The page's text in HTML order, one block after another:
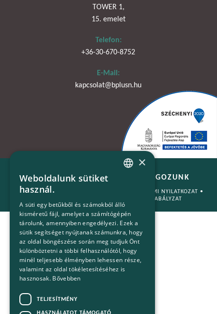
TOWER 1,
15. emelet
Telefon:
+36-30-670-8752
E-Mail:
kapcsolat@bplusn.hu
B+N - ÉLHETŐBB VILÁGÉRT DOLGOZUNK
© 2026 MINDEN JOG FENNTARTVA. • ADATVÉDELMI NYILATKOZAT •
COOKIE SZABÁLYZAT
×
Weboldalunk sütiket
használ.
A süti egy betűkből és számokból álló
kisméretű fájl, amelyet a számítógépén
tárolunk, amennyiben engedélyezi. Ezek a
sütik segítséget nyújtanak számunkra, hogy
az oldal böngészése során meg tudjuk Önt
különböztetni a többi felhasználótól, hogy
minél teljesebb élményben lehessen része,
valamint az oldal tökéletesítéséhez is
hasznosak. Bővebben
TELJESÍTMÉNY
HASZNÁLATOT TÁMOGATÓ